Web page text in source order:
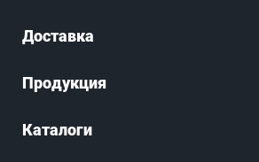
Доставка
Продукция
Каталоги